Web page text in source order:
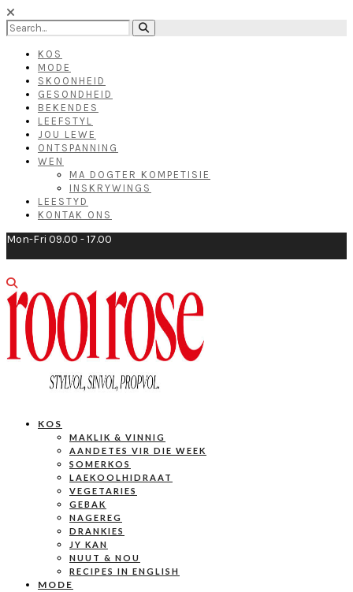
KOS
MODE
SKOONHEID
GESONDHEID
BEKENDES
LEEFSTYL
JOU LEWE
ONTSPANNING
WEN
MA DOGTER KOMPETISIE
INSKRYWINGS
LEESTYD
KONTAK ONS
Mon-Fri 09.00 - 17.00
KOS
MAKLIK & VINNIG
AANDETES VIR DIE WEEK
SOMERKOS
LAEKOOLHIDRAAT
VEGETARIES
GEBAK
NAGEREG
DRANKIES
JY KAN
NUUT & NOU
RECIPES IN ENGLISH
MODE